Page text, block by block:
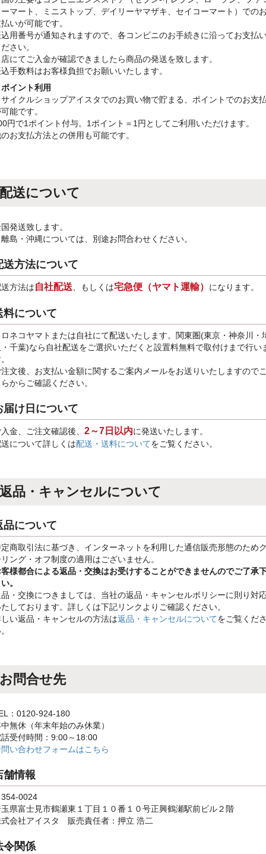
マート、ミニストップ、デイリーヤマザキ、セイコーマート）での
いが可能です。
用番号が通知されますので、各コンビニのお手続きに沿ってお支払
さい。
にてご入金が確認できましたら商品の発送を致します。
手数料はお客様負担でお願いいたします。
イント利用
イクルショップアイスタでのお買い物で貯まる、ポイントでのお支
能です。
円で1ポイント付与。1ポイント＝1円としてご利用いただけます。
お支払方法との併用も可能です。
配送について
発送致します。
島・沖縄については、別途お問合わせください。
送方法について
方法は自社配送 、もしくは宅急便（ヤマト運輸） になります。
料について
ネコヤマトまたは自社にて配送いたします。関東圏(東京・神奈川・
千葉)なら自社配送をご選択いただくと設置料無料で取付けまで行い
文後、お支払い金額に関するご案内メールをお送りいたしますので
からご確認ください。
届け日について
金、ご注文確認後、 2～7日以内に発送いたします。
について詳しくは配送・送料についてをご覧ください。
返品・キャンセルについて
品について
商取引法に基づき、インターネットを利用した通信販売形態のため
ング・オフ制度の適用はございません。
様都合による返品・交換はお受けすることができませんのでご了承
。
・交換につきましては、当社の返品・キャンセルポリシーに則り対
しております。詳しくは下記リンクよりご確認ください。
い返品・キャンセルの方法は返品・キャンセルについてをご覧くだ
お問合せ先
：0120-924-180
無休（年末年始のみ休業）
受付時間：9:00～18:00
い合わせフォームはこちら
舗情報
0024
県富士見市鶴瀬東１丁目１０番１０号正興鶴瀬駅前ビル２階
会社アイスタ 販売責任者：押立 浩二
令関係